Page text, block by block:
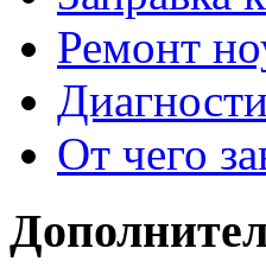
Ремонт
От чего